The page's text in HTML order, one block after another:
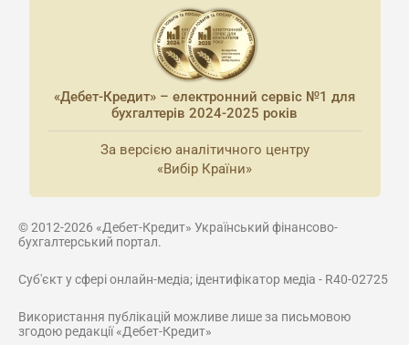
«Дебет-Кредит» – електронний сервіс №1 для
бухгалтерів 2024-2025 років
За версією аналітичного центру
«Вибір Країни»
© 2012-2026 «Дебет-Кредит» Український фінансово-
бухгалтерський портал.
Суб'єкт у сфері онлайн-медіа; ідентифікатор медіа - R40-02725
Використання публікацій можливе лише за письмовою
згодою редакції «Дебет-Кредит»